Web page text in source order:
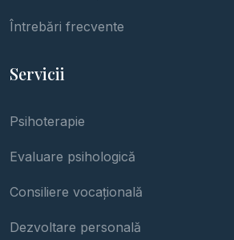
Întrebări frecvente
Servicii
Psihoterapie
Evaluare psihologică
Consiliere vocațională
Dezvoltare personală